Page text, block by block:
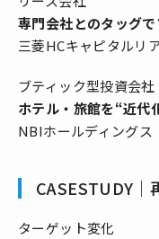
専門会社とのタッグ
三菱HCキャピタルリ
ブティック型投資会社
ホテル・旅館を“近代
NBIホールディングス
CASESTUDY｜
ターゲット変化